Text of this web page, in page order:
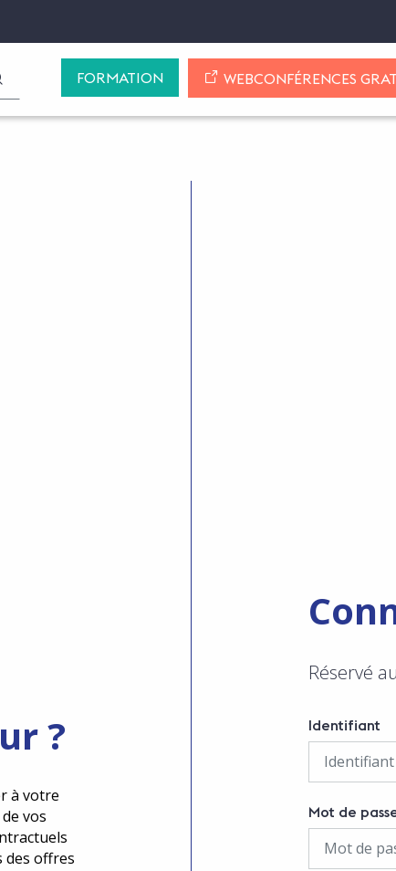
LANCER LA RECHERCHE
FORMATION WEBCONFÉRENCES
?
à votre
vos
des offres
Réservé
Identifiant
Mot de